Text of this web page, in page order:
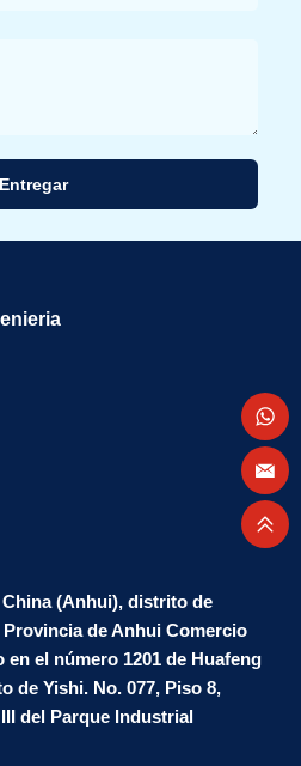
Entregar
(Anhui), distrito de
de Anhui Comercio
el número 1201 de Huafeng
de Yishi. No. 077, Piso 8,
del Parque Industrial